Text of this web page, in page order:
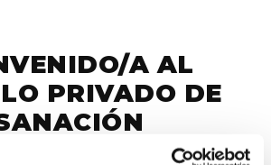
A AL
PRIVADO DE